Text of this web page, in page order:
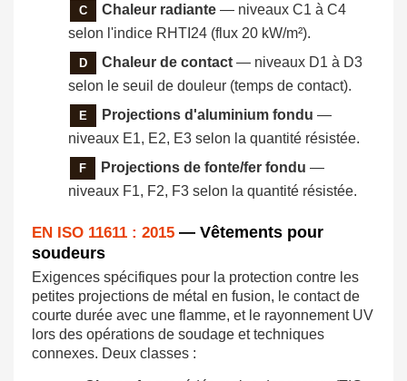
C Chaleur radiante — niveaux C1 à C4
selon l'indice RHTI24 (flux 20 kW/m²).
D Chaleur de contact — niveaux D1 à D3
selon le seuil de douleur (temps de contact).
E Projections d'aluminium fondu —
niveaux E1, E2, E3 selon la quantité résistée.
F Projections de fonte/fer fondu —
niveaux F1, F2, F3 selon la quantité résistée.
EN ISO 11611 : 2015 — Vêtements pour
soudeurs
Exigences spécifiques pour la protection contre les
petites projections de métal en fusion, le contact de
courte durée avec une flamme, et le rayonnement UV
lors des opérations de soudage et techniques
connexes. Deux classes :